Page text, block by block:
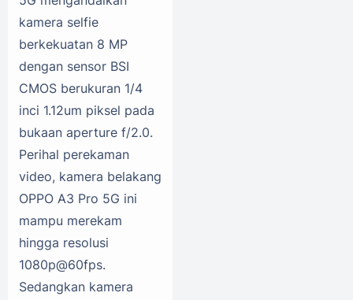
kamera selfie
berkekuatan 8 MP
dengan sensor BSI
CMOS berukuran 1/4
inci 1.12um piksel pada
bukaan aperture f/2.0.
Perihal perekaman
video, kamera belakang
OPPO A3 Pro 5G ini
mampu merekam
hingga resolusi
1080p@60fps.
Sedangkan kamera